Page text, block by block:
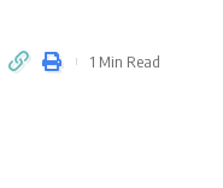
1 Min Read